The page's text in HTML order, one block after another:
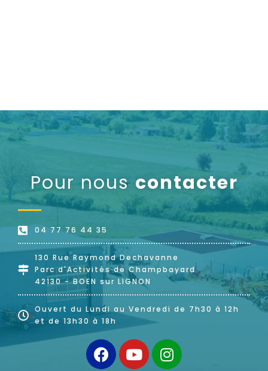
Pour nous contacter
04 77 76 44 35
130 Rue Raymond Dechavanne
Parc d'Activités de Champbayard
42130 - BOEN sur LIGNON
Ouvert du Lundi au Vendredi de 7h30 à 12h
et de 13h30 à 18h